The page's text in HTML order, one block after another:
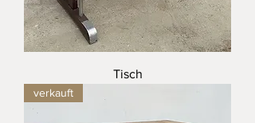
Tisch
verkauft